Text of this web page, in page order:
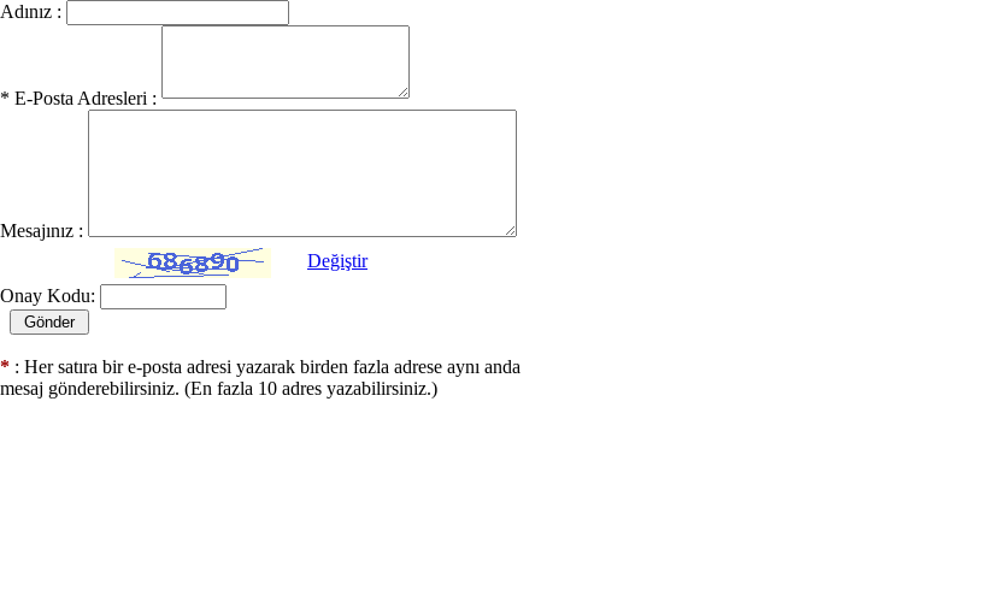
Adınız :
* E-Posta Adresleri :
Mesajınız :
Değiştir
Onay Kodu:
* : Her satıra bir e-posta adresi yazarak birden fazla adrese aynı anda
mesaj gönderebilirsiniz. (En fazla 10 adres yazabilirsiniz.)